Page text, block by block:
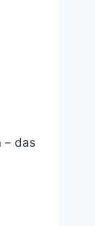
– das